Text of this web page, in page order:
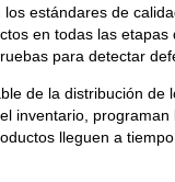
estándares de
en todas las etapas
para detectar
de la distribución de
inventario,
lleguen a